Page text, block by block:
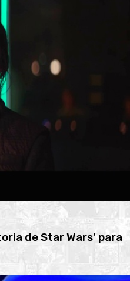
de Star Wars’ para